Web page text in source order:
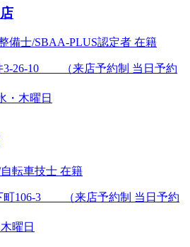
備士/SBAA-PLUS認定者 在籍
3-26-10 （来店予約制 当日予約
・木曜日
転車技士 在籍
町106-3 （来店予約制 当日予約
曜日